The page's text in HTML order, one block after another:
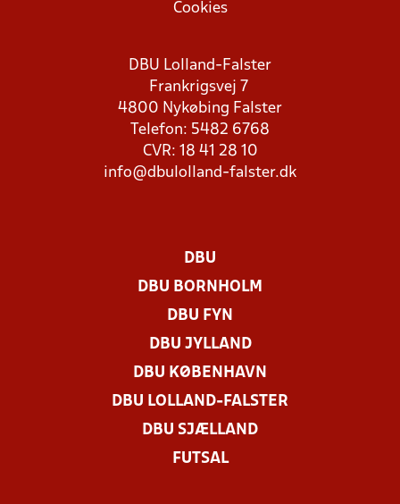
Cookies
DBU Lolland-Falster
Frankrigsvej 7
4800 Nykøbing Falster
Telefon: 5482 6768
CVR: 18 41 28 10
info@dbulolland-falster.dk
DBU
DBU BORNHOLM
DBU FYN
DBU JYLLAND
DBU KØBENHAVN
DBU LOLLAND-FALSTER
DBU SJÆLLAND
FUTSAL